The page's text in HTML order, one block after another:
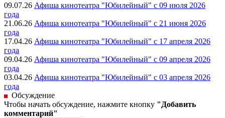
09.07.26 Афиша кинотеатра "Юбилейный" c 09 июля 2026
года
21.06.26 Афиша кинотеатра "Юбилейный" c 21 июня 2026
года
17.04.26 Афиша кинотеатра "Юбилейный" c 17 апреля 2026
года
09.04.26 Афиша кинотеатра "Юбилейный" c 09 апреля 2026
года
03.04.26 Афиша кинотеатра "Юбилейный" c 03 апреля 2026
года
Обсуждение
Чтобы начать обсуждение, нажмите кнопку "Добавить
комментарий"